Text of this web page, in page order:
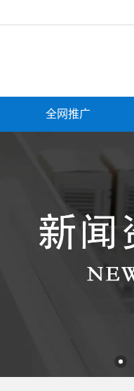
全网推广